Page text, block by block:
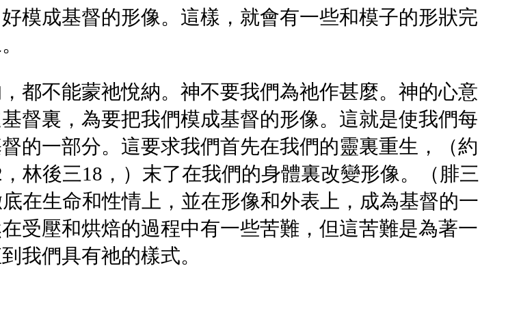
模成基督的形像。這樣，就會有一些和模子的形狀完
都不能蒙祂悅納。神不要我們為祂作甚麼。神的心意
督裏，為要把我們模成基督的形像。這就是使我們每
的一部分。這要求我們首先在我們的靈裏重生，（約
林後三18，）末了在我們的身體裏改變形像。（腓三
在生命和性情上，並在形像和外表上，成為基督的一
受壓和烘焙的過程中有一些苦難，但這苦難是為著一
我們具有祂的樣式。